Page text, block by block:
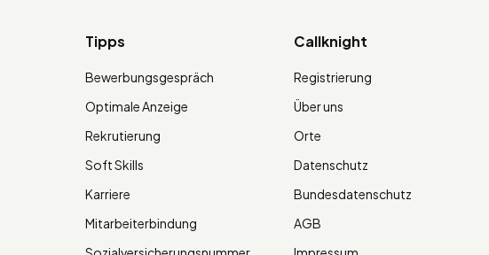
Tipps
Bewerbungsgespräch
Optimale Anzeige
Rekrutierung
Soft Skills
Karriere
Mitarbeiterbindung
Callknight
Registrierung
Über uns
Orte
Datenschutz
Bundesdatenschutz
AGB